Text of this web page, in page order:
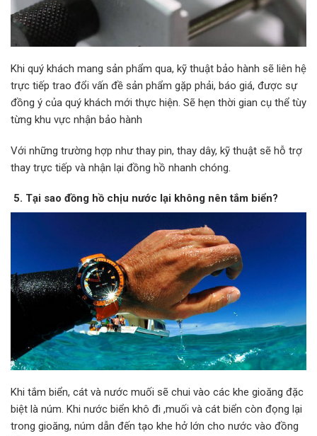
Khi quý khách mang sản phẩm qua, kỹ thuật bảo hành sẽ liên hệ
trực tiếp trao đổi vấn đề sản phẩm gặp phải, báo giá, được sự
đồng ý của quý khách mới thực hiện. Sẽ hẹn thời gian cụ thể tùy
từng khu vực nhận bảo hành
Với những trường hợp như thay pin, thay dây, kỹ thuật sẽ hỗ trợ
thay trực tiếp và nhận lại đồng hồ nhanh chóng.
5. Tại sao đồng hồ chịu nước lại không nên tắm biển?
Khi tắm biển, cát và nước muối sẽ chui vào các khe gioăng đặc
biệt là núm. Khi nước biển khô đi ,muối và cát biển còn đọng lại
trong gioăng, núm dẫn đến tạo khe hở lớn cho nước vào đồng